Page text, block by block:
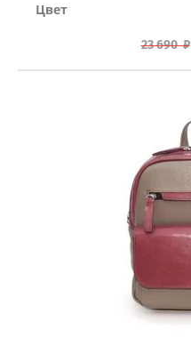
Цвет
23 690₽